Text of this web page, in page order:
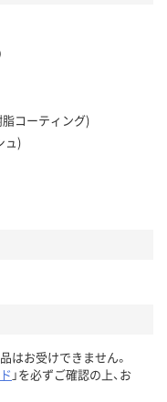
脂コーティング)
ュ)
はお受けできません。
」を必ずご確認の上、お